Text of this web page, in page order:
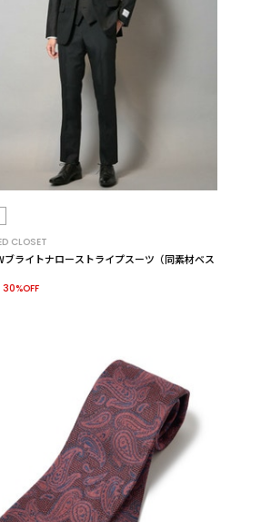
CLOSET
ブライトナローストライプスーツ（同素材ベス
30%OFF